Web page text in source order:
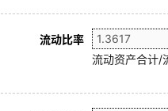
流动比率
流动资产合计/